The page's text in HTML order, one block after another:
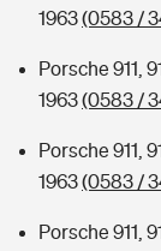
1963(0583 /
Porsche 911,
1963(0583 /
Porsche 911,
1963(0583 /
Porsche 911,